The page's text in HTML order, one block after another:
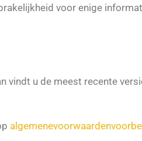
voor enige
vindt u de meest recente